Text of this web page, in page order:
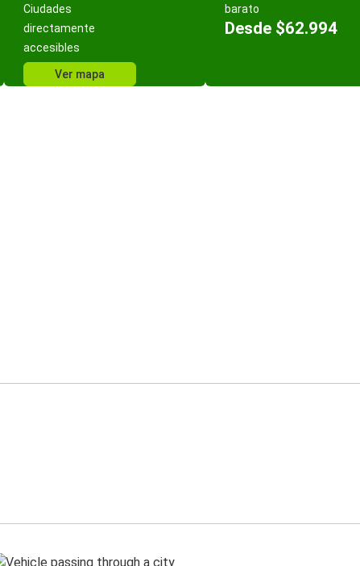
Ciudades
directamente
accesibles
Ver mapa
barato
Desde $62.994